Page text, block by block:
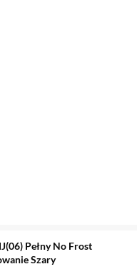
Pełny No Frost
Szary